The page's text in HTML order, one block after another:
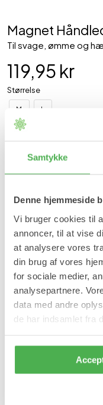
Samtykke
Denne hjemmeside
Vi bruger cookies til
annoncer, til at vise
at analysere vores
din brug af vores
for sociale medier,
analysepartnere.
data med andre
de har indsamlet fra
Magnet
Til svage, ømme og
119,95 kr
Størrelse
M L
På lager
Magnet
ømme, skadede og
Fordele:
Støtter skadet
Støtter ved
håndled.
Kan anvendes til
Kan også
Giver